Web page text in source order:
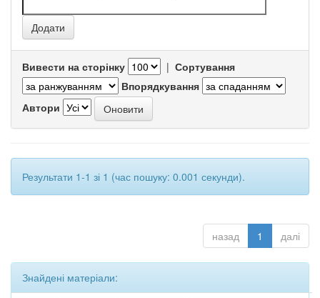
Вивести на сторінку | Сортування
Впорядкування
Автори
Результати 1-1 зі 1 (час пошуку: 0.001 секунди).
назад 1 далі
Знайдені матеріали: